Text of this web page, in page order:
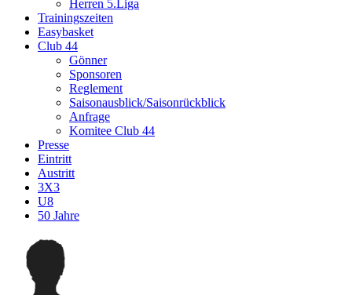
Herren 5.Liga
Trainingszeiten
Easybasket
Club 44
Gönner
Sponsoren
Reglement
Saisonausblick/Saisonrückblick
Anfrage
Komitee Club 44
Presse
Eintritt
Austritt
3X3
U8
50 Jahre